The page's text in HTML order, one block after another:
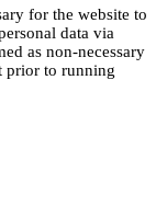
for the website to
data via
as non-necessary
prior to running